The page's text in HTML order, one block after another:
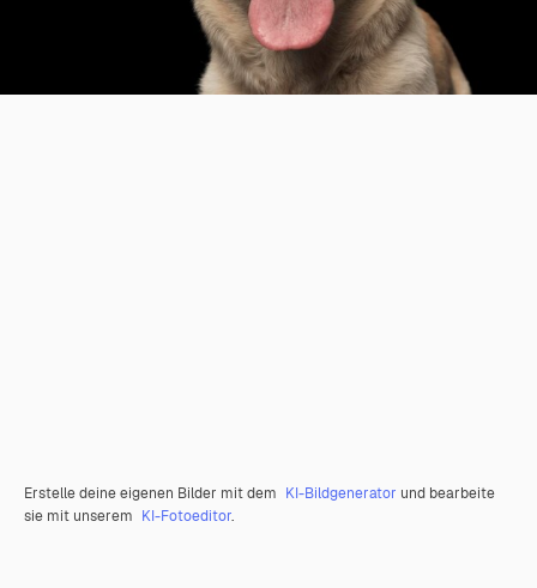
Erstelle deine eigenen Bilder mit dem KI-Bildgenerator und bearbeite
sie mit unserem KI-Fotoeditor.